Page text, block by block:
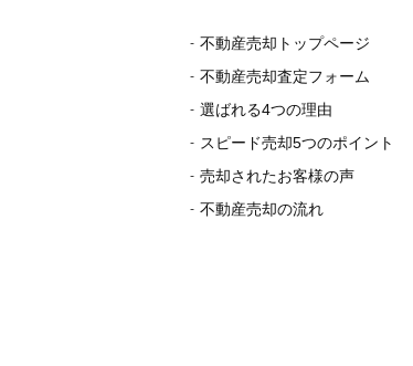
不動産売却トップページ
不動産売却査定フォーム
選ばれる4つの理由
スピード売却5つのポイント
売却されたお客様の声
不動産売却の流れ